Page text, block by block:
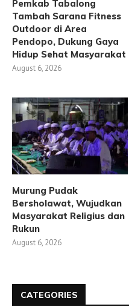
Pemkab Tabalong
Tambah Sarana Fitness
Outdoor di Area
Pendopo, Dukung Gaya
Hidup Sehat Masyarakat
August 6, 2026
Murung Pudak
Bersholawat, Wujudkan
Masyarakat Religius dan
Rukun
August 6, 2026
CATEGORIES